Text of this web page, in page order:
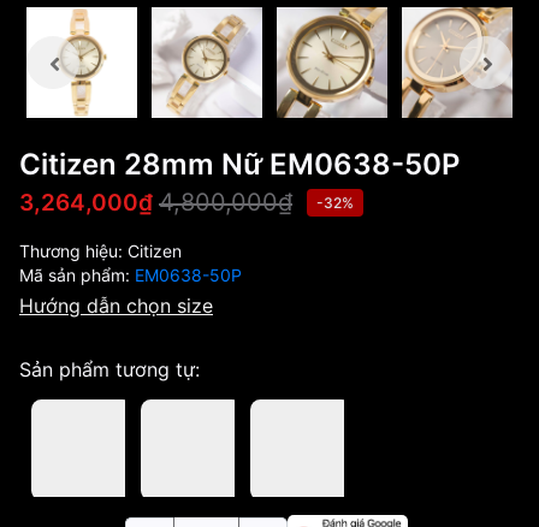
Citizen 28mm Nữ EM0638-50P
3,264,000₫ 4,800,000₫ -32%
Thương hiệu: Citizen
Mã sản phẩm: EM0638-50P
Hướng dẫn chọn size
Sản phẩm tương tự: